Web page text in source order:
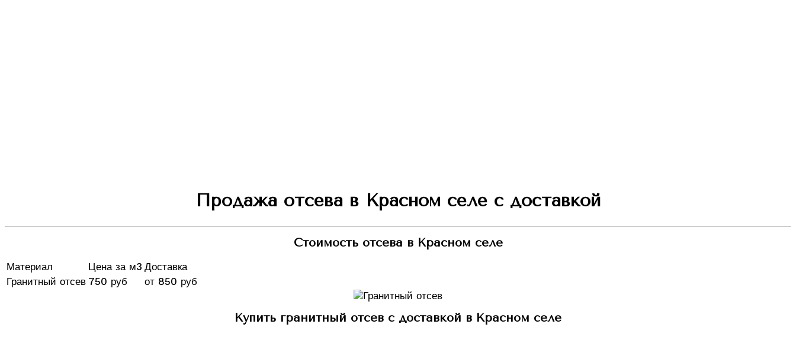
Продажа отсева в Красном селе с доставкой
Стоимость отсева в Красном селе
Материал Цена за м3 Доставка
Гранитный отсев 750 руб от 850 руб
Купить гранитный отсев с доставкой в Красном селе